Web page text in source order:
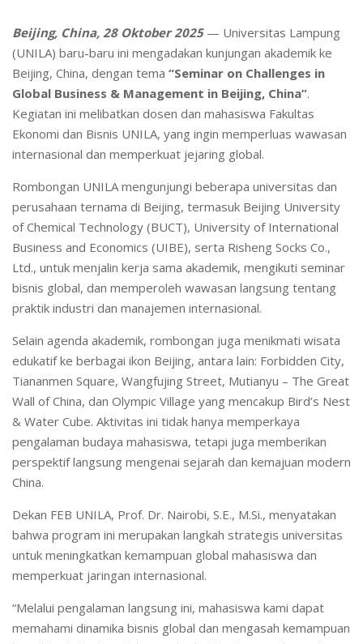
Beijing, China, 28 Oktober 2025 — Universitas Lampung
(UNILA) baru-baru ini mengadakan kunjungan akademik ke
Beijing, China, dengan tema “Seminar on Challenges in
Global Business & Management in Beijing, China”.
Kegiatan ini melibatkan dosen dan mahasiswa Fakultas
Ekonomi dan Bisnis UNILA, yang ingin memperluas wawasan
internasional dan memperkuat jejaring global.
Rombongan UNILA mengunjungi beberapa universitas dan
perusahaan ternama di Beijing, termasuk Beijing University
of Chemical Technology (BUCT), University of International
Business and Economics (UIBE), serta Risheng Socks Co.,
Ltd., untuk menjalin kerja sama akademik, mengikuti seminar
bisnis global, dan memperoleh wawasan langsung tentang
praktik industri dan manajemen internasional.
Selain agenda akademik, rombongan juga menikmati wisata
edukatif ke berbagai ikon Beijing, antara lain: Forbidden City,
Tiananmen Square, Wangfujing Street, Mutianyu – The Great
Wall of China, dan Olympic Village yang mencakup Bird’s Nest
& Water Cube. Aktivitas ini tidak hanya memperkaya
pengalaman budaya mahasiswa, tetapi juga memberikan
perspektif langsung mengenai sejarah dan kemajuan modern
China.
Dekan FEB UNILA, Prof. Dr. Nairobi, S.E., M.Si., menyatakan
bahwa program ini merupakan langkah strategis universitas
untuk meningkatkan kemampuan global mahasiswa dan
memperkuat jaringan internasional.
“Melalui pengalaman langsung ini, mahasiswa kami dapat
memahami dinamika bisnis global dan mengasah kemampuan